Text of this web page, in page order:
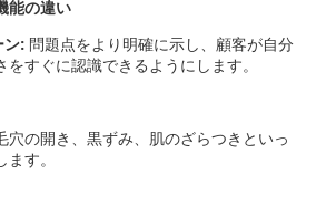
能の違い
ン:問題点をより明確に示し、顧客が自分
すぐに認識できるようにします。
穴の開き、黒ずみ、肌のざらつきといっ
す。